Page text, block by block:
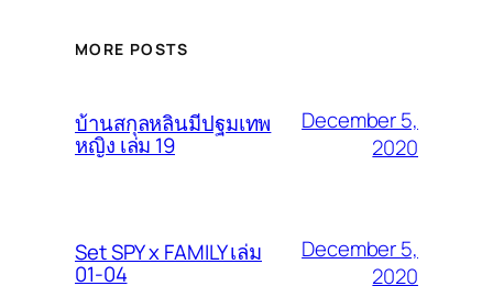
MORE POSTS
บ้านสกุลหลินมีปฐมเทพ
หญิง เล่ม 19
December 5,
2020
Set SPY x FAMILY เล่ม
01-04
December 5,
2020